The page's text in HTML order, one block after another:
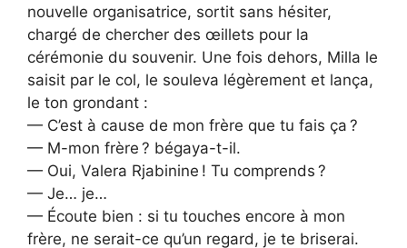
nouvelle organisatrice, sortit sans hésiter,
chargé de chercher des œillets pour la
cérémonie du souvenir. Une fois dehors, Milla le
saisit par le col, le souleva légèrement et lança,
le ton grondant :
— C’est à cause de mon frère que tu fais ça ?
— M-mon frère ? bégaya-t-il.
— Oui, Valera Rjabinine ! Tu comprends ?
— Je… je…
— Écoute bien : si tu touches encore à mon
frère, ne serait-ce qu’un regard, je te briserai.